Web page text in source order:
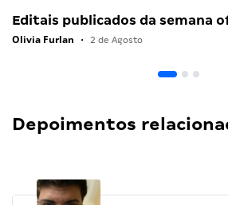
Editais publicados da semana
Olivia Furlan • 2 de Agosto
Depoimentos